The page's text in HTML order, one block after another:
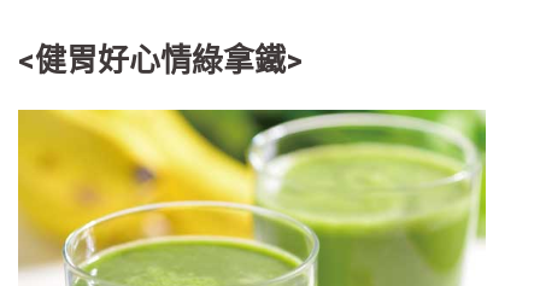
<健胃好心情綠拿鐵>